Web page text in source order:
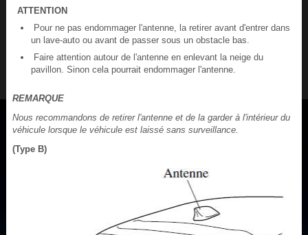
ATTENTION
Pour ne pas endommager l'antenne, la retirer avant d'entrer dans
un lave-auto ou avant de passer sous un obstacle bas.
Faire attention autour de l'antenne en enlevant la neige du
pavillon. Sinon cela pourrait endommager l'antenne.
REMARQUE
Nous recommandons de retirer l'antenne et de la garder à l'intérieur du
véhicule lorsque le véhicule est laissé sans surveillance.
(Type B)